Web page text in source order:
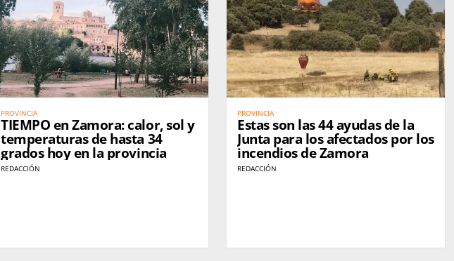
PROVINCIA
TIEMPO en Zamora: calor, sol y
temperaturas de hasta 34
grados hoy en la provincia
REDACCIÓN
PROVINCIA
Estas son las 44 ayudas de la
Junta para los afectados por los
incendios de Zamora
REDACCIÓN